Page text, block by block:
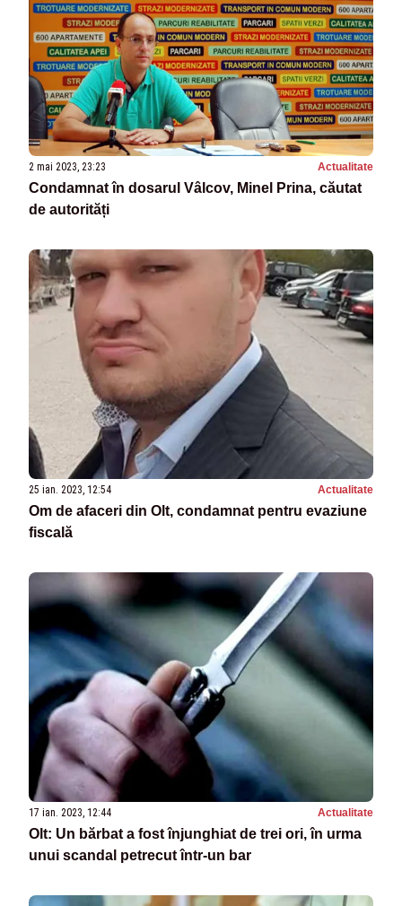
2 mai 2023, 23:23 Actualitate
Condamnat în dosarul Vâlcov, Minel Prina, căutat
de autorități
25 ian. 2023, 12:54 Actualitate
Om de afaceri din Olt, condamnat pentru evaziune
fiscală
17 ian. 2023, 12:44 Actualitate
Olt: Un bărbat a fost înjunghiat de trei ori, în urma
unui scandal petrecut într-un bar